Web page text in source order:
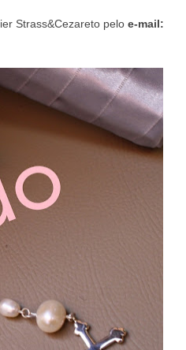
Strass&Cezareto pelo e-mail: